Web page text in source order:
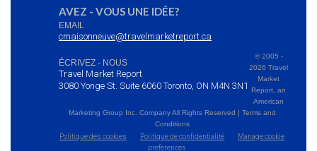
AVEZ - VOUS UNE IDÉE?
EMAIL
cmaisonneuve@travelmarketreport.ca
ÉCRIVEZ - NOUS
Travel Market Report
3080 Yonge St. Suite 6060 Toronto, ON M4N 3N1
© 2005 -
2026 Travel
Market
Report, an
American
Marketing Group Inc. Company All Rights Reserved | Terms and
Conditions
Politique des cookies
Politique de confidentialité
Manage cookie
preferences